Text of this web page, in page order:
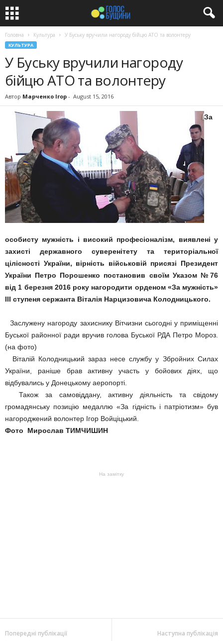
Головна Культура У Буську вручили нагороду бійцю АТО та волонтеру
КУЛЬТУРА
У Буську вручили нагороду
бійцю АТО та волонтеру
Автор Марченко Ігор - August 15, 2016
За
особисту мужність і високий професіоналізм, виявлені у
захисті державного суверенітету та територіальної
цілісності України, вірність військовій присязі Президент
України Петро Порошенко постановив своїм Указом №76
від 1 березня 2016 року нагородити орденом «За мужність»
III ступеня сержанта Віталія Нарцизовича Колодницького.
Заслужену нагороду захиснику Вітчизни сьогодні у приміщенні
Буської районної ради вручив голова Буської РДА Петро Мороз.
(на фото)
Віталій Колодницький зараз несе службу у Збройних Силах
України, раніше брав активну участь у бойових діях, що
відбувались у Донецькому аеропорті.
Також за самовіддану, активну діяльність та свідому
громадянську позицію медаллю «За гідність і патріотизм» був
нагороджений волонтер Ігор Войціцький.
Фото Мирослав ТИМЧИШИН
На замітку
Попередні публікації Наступна публікація